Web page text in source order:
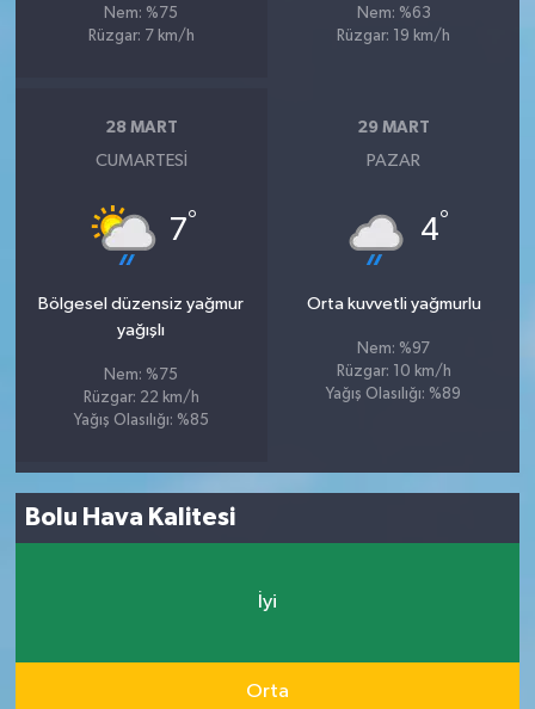
Nem: %75
Rüzgar: 7 km/h
Nem: %63
Rüzgar: 19 km/h
28 MART
CUMARTESI
7°
Bölgesel düzensiz yağmur
yağışlı
Nem: %75
Rüzgar: 22 km/h
Yağış Olasılığı: %85
29 MART
PAZAR
4°
Orta kuvvetli yağmurlu
Nem: %97
Rüzgar: 10 km/h
Yağış Olasılığı: %89
Bolu Hava Kalitesi
İyi
Orta